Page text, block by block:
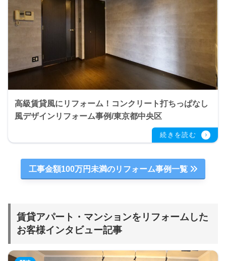
高級賃貸風にリフォーム！コンクリート打ちっぱなし
風デザインリフォーム事例/東京都中央区
工事金額100万円未満のリフォーム事例一覧
賃貸アパート・マンションをリフォームした
お客様インタビュー記事